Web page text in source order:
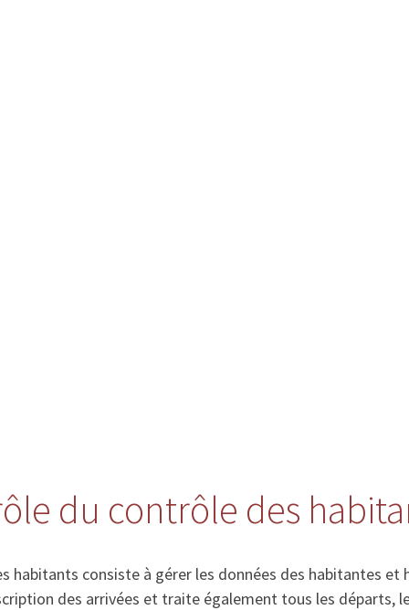
du contrôle des
habitants consiste à gérer les données des habitantes
des arrivées et traite également tous les départs,